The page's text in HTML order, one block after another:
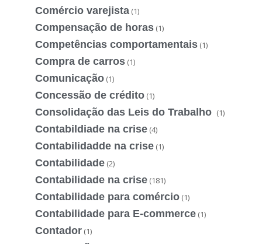
Comércio varejista (1)
Compensação de horas (1)
Competências comportamentais (1)
Compra de carros (1)
Comunicação (1)
Concessão de crédito (1)
Consolidação das Leis do Trabalho (1)
Contabildiade na crise (4)
Contabilidadde na crise (1)
Contabilidade (2)
Contabilidade na crise (181)
Contabilidade para comércio (1)
Contabilidade para E-commerce (1)
Contador (1)